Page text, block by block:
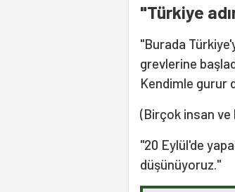
"Türkiye
"Burada
grevlerine
Kendimle gurur
(Birçok insan
"20 Eylül'de
düşünüyoruz."